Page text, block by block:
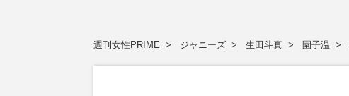
週刊女性PRIME ジャニーズ 生田斗真 園子温